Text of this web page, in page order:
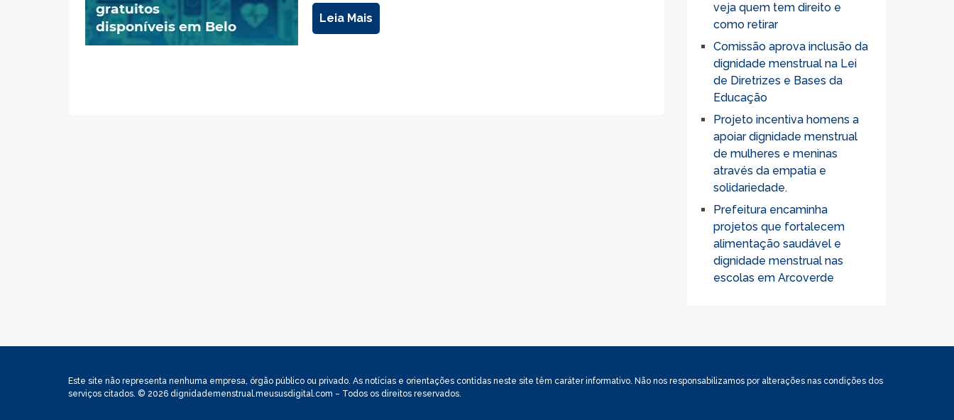
Leia Mais
veja quem tem direito e
como retirar
Comissão aprova inclusão da
dignidade menstrual na Lei
de Diretrizes e Bases da
Educação
Projeto incentiva homens a
apoiar dignidade menstrual
de mulheres e meninas
através da empatia e
solidariedade.
Prefeitura encaminha
projetos que fortalecem
alimentação saudável e
dignidade menstrual nas
escolas em Arcoverde
Este site não representa nenhuma empresa, órgão público ou privado. As notícias e orientações contidas neste site têm caráter informativo. Não nos responsabilizamos por alterações nas condições dos
serviços citados. © 2026 dignidademenstrual.meususdigital.com – Todos os direitos reservados.